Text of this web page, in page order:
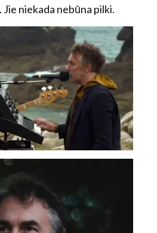
niekada nebūna pilki.